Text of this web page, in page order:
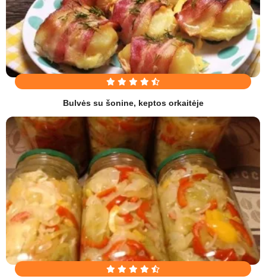
Bulvės su šonine, keptos orkaitėje